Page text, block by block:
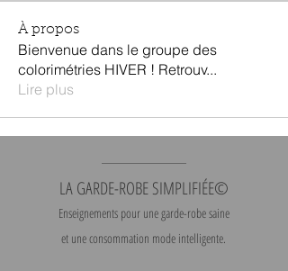
À propos
Bienvenue dans le groupe des
colorimétries HIVER ! Retrouv...
Lire plus
LA GARDE-ROBE SIMPLIFIÉE©
Enseignements pour une garde-robe saine
et une consommation mode intelligente.